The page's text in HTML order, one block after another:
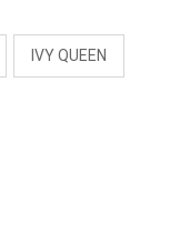
IVY QUEEN